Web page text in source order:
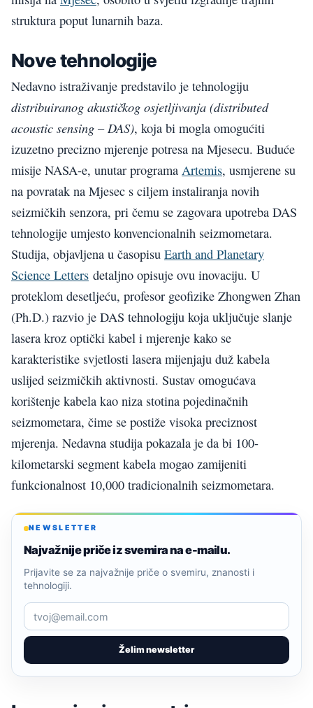
struktura poput lunarnih baza.
Nove tehnologije
Nedavno istraživanje predstavilo je tehnologiju
distribuiranog akustičkog osjetljivanja (distributed
acoustic sensing – DAS), koja bi mogla omogućiti
izuzetno precizno mjerenje potresa na Mjesecu. Buduće
misije NASA-e, unutar programa Artemis, usmjerene su
na povratak na Mjesec s ciljem instaliranja novih
seizmičkih senzora, pri čemu se zagovara upotreba DAS
tehnologije umjesto konvencionalnih seizmometara.
Studija, objavljena u časopisu Earth and Planetary
Science Letters detaljno opisuje ovu inovaciju. U
proteklom desetljeću, profesor geofizike Zhongwen Zhan
(Ph.D.) razvio je DAS tehnologiju koja uključuje slanje
lasera kroz optički kabel i mjerenje kako se
karakteristike svjetlosti lasera mijenjaju duž kabela
uslijed seizmičkih aktivnosti. Sustav omogućava
korištenje kabela kao niza stotina pojedinačnih
seizmometara, čime se postiže visoka preciznost
mjerenja. Nedavna studija pokazala je da bi 100-
kilometarski segment kabela mogao zamijeniti
funkcionalnost 10,000 tradicionalnih seizmometara.
NEWSLETTER
Najvažnije priče iz svemira na e-mailu.
Želim newsletter
Prijavite se za najvažnije priče o svemiru, znanosti i
tehnologiji.